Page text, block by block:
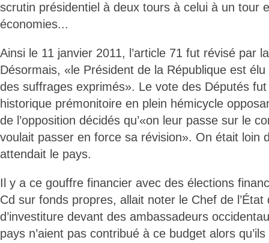
scrutin présidentiel à deux tours à celui à un tour
économies...
Ainsi le 11 janvier 2011, l’article 71 fut révisé par
Désormais, «le Président de la République est
des suffrages exprimés». Le vote des Députés
historique prémonitoire en plein hémicycle
de l’opposition décidés qu’«on leur passe sur le
voulait passer en force sa révision». On était loin
attendait le pays.
Il y a ce gouffre financier avec des élections
Cd sur fonds propres, allait noter le Chef de
d’investiture devant des ambassadeurs
pays n’aient pas contribué à ce budget alors